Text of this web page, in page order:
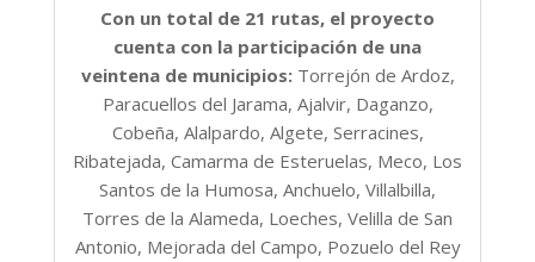
Con un total de 21 rutas, el proyecto
cuenta con la participación de una
veintena de municipios:Torrejón de Ardoz,
Paracuellos del Jarama, Ajalvir, Daganzo,
Cobeña, Alalpardo, Algete, Serracines,
Ribatejada, Camarma de Esteruelas, Meco, Los
Santos de la Humosa, Anchuelo, Villalbilla,
Torres de la Alameda, Loeches, Velilla de San
Antonio, Mejorada del Campo, Pozuelo del Rey